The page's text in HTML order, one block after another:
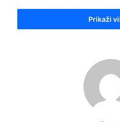
od 1.000 KM mjesečno,
premašuje troškove
koristiti za isplatu dijela neto
Nakon usvajanja Odluke
Prikaži